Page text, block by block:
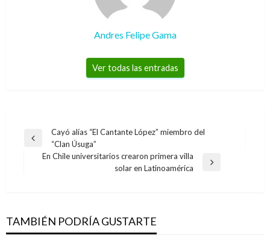
Andres Felipe Gama
Ver todas las entradas
Navegación
Entrada
anterior
Cayó alías “El Cantante López” miembro del
“Clan Úsuga”
En Chile universitarios crearon primera villa
solar en Latinoamérica
TAMBIÉN PODRÍA GUSTARTE
Integral para la Paz
Giovanni Alarcón M. miércoles septiembre 27, 2017